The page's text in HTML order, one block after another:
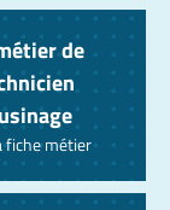
de
fiche métier